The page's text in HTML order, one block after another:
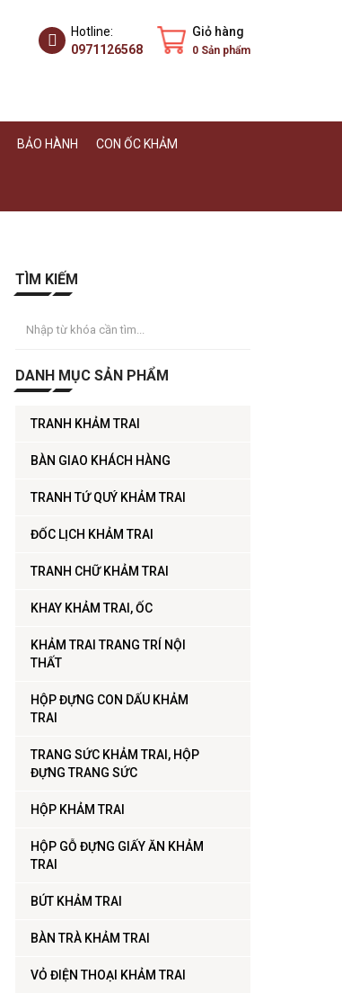
Giỏ hàng
0 Sản phẩm
Hotline:
0971126568
BẢO HÀNH CON ỐC KHẢM
TÌM KIẾM
DANH MỤC SẢN PHẨM
TRANH KHẢM TRAI
BÀN GIAO KHÁCH HÀNG
TRANH TỨ QUÝ KHẢM TRAI
ĐỐC LỊCH KHẢM TRAI
TRANH CHỮ KHẢM TRAI
KHAY KHẢM TRAI, ỐC
KHẢM TRAI TRANG TRÍ NỘI
THẤT
HỘP ĐỰNG CON DẤU KHẢM
TRAI
TRANG SỨC KHẢM TRAI, HỘP
ĐỰNG TRANG SỨC
HỘP KHẢM TRAI
HỘP GỖ ĐỰNG GIẤY ĂN KHẢM
TRAI
BÚT KHẢM TRAI
BÀN TRÀ KHẢM TRAI
VỎ ĐIỆN THOẠI KHẢM TRAI